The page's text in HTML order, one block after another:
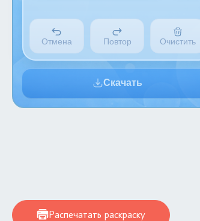
Отмена Повтор Очистить
Скачать
Распечатать раскраску